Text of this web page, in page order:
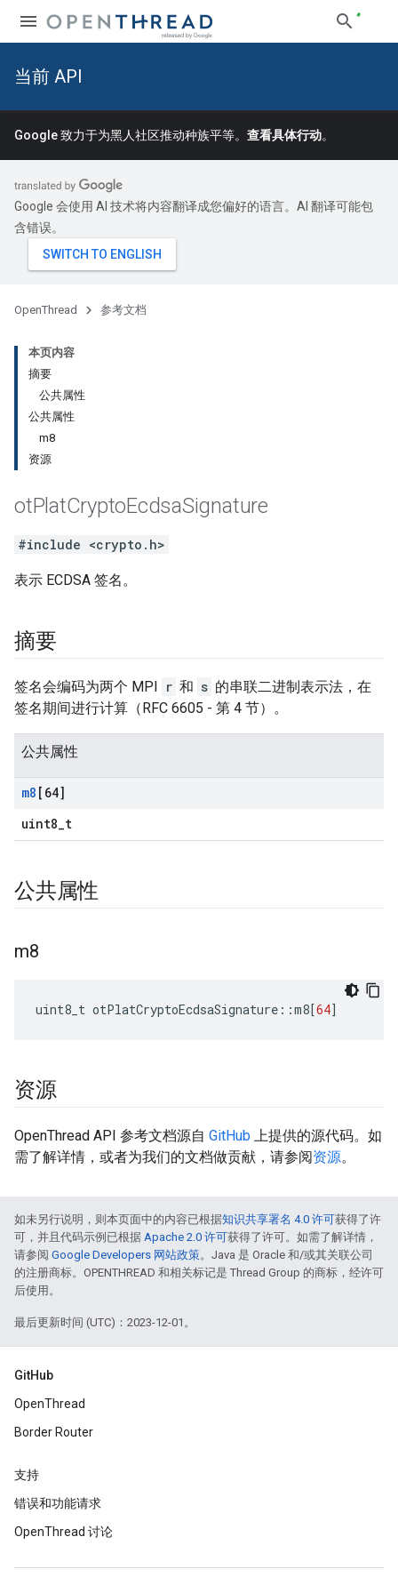
当前 API
Google 致力于为黑人社区推动种族平等。 查看具体行动。
Google 会使用 AI 技术将内容翻译成您偏好的语言。AI 翻译可能包
含错误。
OpenThread 参考文档
本页内容
摘要
公共属性
公共属性
m8
资源
otPlatCryptoEcdsaSignature
#include <crypto.h>
表示 ECDSA 签名。
摘要
签名会编码为两个 MPI r 和 s 的串联二进制表示法，在
签名期间进行计算（RFC 6605 - 第 4 节）。
公共属性
m8 [64]
uint8_t
公共属性
m8
uint8_t otPlatCryptoEcdsaSignature ::m8[64]
资源
OpenThread API 参考文档源自 GitHub 上提供的源代码。如
需了解详情，或者为我们的文档做贡献，请参阅资源。
如未另行说明，则本页面中的内容已根据知识共享署名 4.0 许可获得了许
可，并且代码示例已根据 Apache 2.0 许可获得了许可。如需了解详情，
请参阅 Google Developers 网站政策。Java 是 Oracle 和/或其关联公司
的注册商标。OPENTHREAD 和相关标记是 Thread Group 的商标，经许可
后使用。
最后更新时间 (UTC)：2023-12-01。
GitHub
OpenThread
Border Router
支持
错误和功能请求
OpenThread 讨论